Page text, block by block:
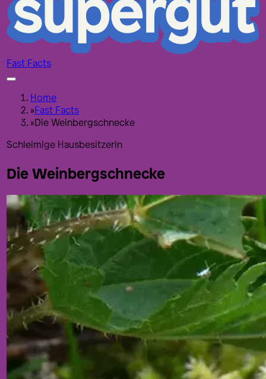
Fast Facts
Home
»Fast Facts
»Die Weinbergschnecke
Schleimige Hausbesitzerin
Die Weinbergschnecke